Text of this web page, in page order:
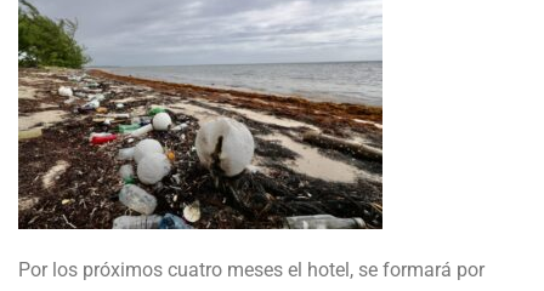
Por los próximos cuatro meses el hotel, se formará por